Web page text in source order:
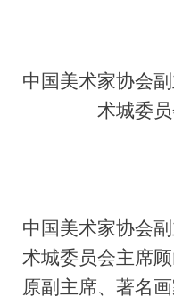
中国美术家协会
术城委
中国美术家协会
术城委员会主席
原副主席、著名